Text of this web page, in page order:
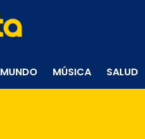
MUNDO MÚSICA SALUD